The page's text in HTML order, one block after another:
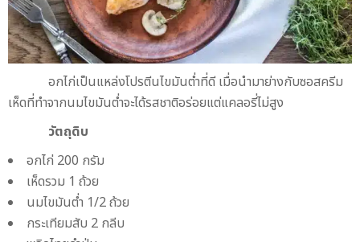
อกไก่เป็นแหล่งโปรตีนไขมันต่ำที่ดี เมื่อนำมาย่างกับซอสครีม
เห็ดที่ทำจากนมไขมันต่ำจะได้รสชาติอร่อยแต่แคลอรี่ไม่สูง
วัตถุดิบ
อกไก่ 200 กรัม
เห็ดรวม 1 ถ้วย
นมไขมันต่ำ 1/2 ถ้วย
กระเทียมสับ 2 กลีบ